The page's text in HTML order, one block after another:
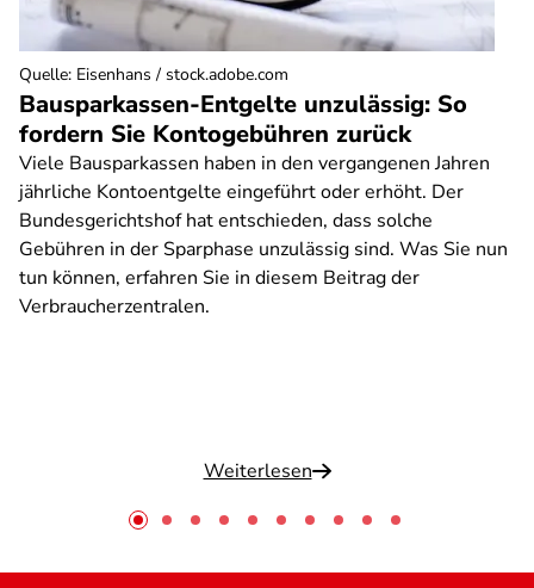
Bausparkassen-Entgelte unzulässig: So
fordern Sie Kontogebühren zurück
Viele Bausparkassen haben in den vergangenen Jahren
jährliche Kontoentgelte eingeführt oder erhöht. Der
Bundesgerichtshof hat entschieden, dass solche
Gebühren in der Sparphase unzulässig sind. Was Sie nun
tun können, erfahren Sie in diesem Beitrag der
Verbraucherzentralen.
Weiterlesen
Quelle: Eisenhans / stock.adobe.com